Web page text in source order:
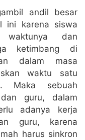
andil besar
ini karena siswa
waktunya dan
ketimbang di
dalam masa
waktu satu
Maka sebuah
guru, dalam
adanya kerja
guru, karena
harus sinkron